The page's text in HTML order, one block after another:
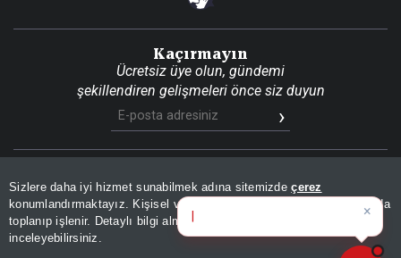
Sizlere daha iyi hizmet sunabilmek adına sitemizdeçerez
konumlandırmaktayız. Kişisel verileriniz, KVKK ve GDPR kapsamında
toplanıp işlenir. Detaylı bilgi almak için
inceleyebilirsiniz.
Kaçırmayın
Ücretsiz üye olun, gündemi
şekillendiren gelişmeleri önce siz duyun
© 2026 İhlas Medya Grubu. Tüm Hakları Saklıdır
Son DakikaSite HaritasıRSSKVKK Aydınlatma Metni
Gizlilik PolitikasıÇerez Politikası
×